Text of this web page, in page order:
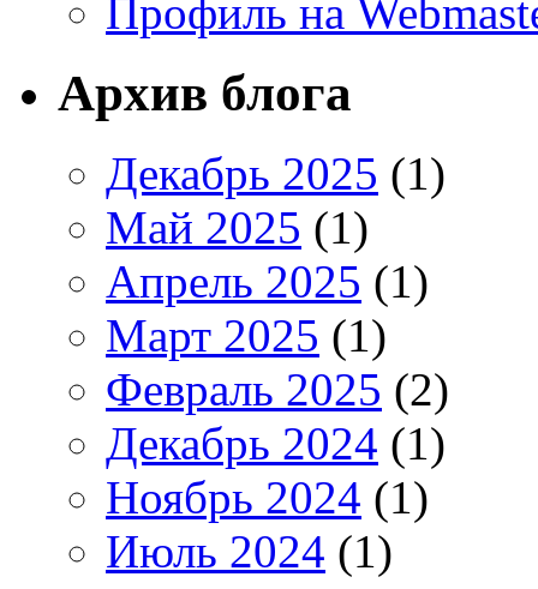
Профиль на
Архив блога
Декабрь 2025 (1)
Май 2025 (1)
Апрель 2025 (1)
Март 2025 (1)
Февраль 2025 (2)
Декабрь 2024 (1)
Ноябрь 2024 (1)
Июль 2024 (1)